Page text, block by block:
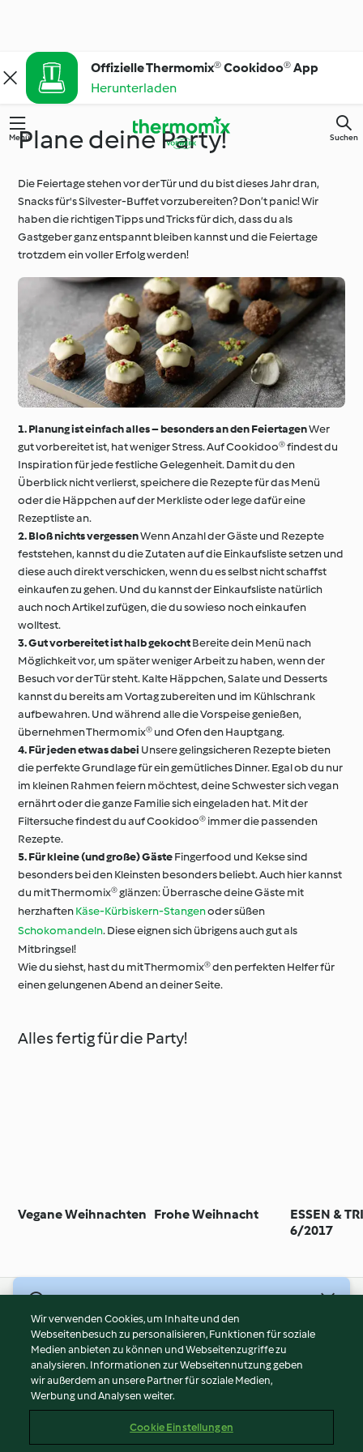
Offizielle Thermomix® Cookidoo® App
Herunterladen
Menü Suchen
Plane deine Party!
Die Feiertage stehen vor der Tür und du bist dieses Jahr dran,
Snacks für's Silvester-Buffet vorzubereiten? Don’t panic! Wir
haben die richtigen Tipps und Tricks für dich, dass du als
Gastgeber ganz entspannt bleiben kannst und die Feiertage
trotzdem ein voller Erfolg werden!
1. Planung ist einfach alles – besonders an den FeiertagenWer
gut vorbereitet ist, hat weniger Stress. Auf Cookidoo® findest du
Inspiration für jede festliche Gelegenheit. Damit du den
Überblick nicht verlierst, speichere die Rezepte für das Menü
oder die Häppchen auf der Merkliste oder lege dafür eine
Rezeptliste an.
2. Bloß nichts vergessenWenn Anzahl der Gäste und Rezepte
feststehen, kannst du die Zutaten auf die Einkaufsliste setzen und
diese auch direkt verschicken, wenn du es selbst nicht schaffst
einkaufen zu gehen. Und du kannst der Einkaufsliste natürlich
auch noch Artikel zufügen, die du sowieso noch einkaufen
wolltest.
3. Gut vorbereitet ist halb gekochtBereite dein Menü nach
Möglichkeit vor, um später weniger Arbeit zu haben, wenn der
Besuch vor der Tür steht. Kalte Häppchen, Salate und Desserts
kannst du bereits am Vortag zubereiten und im Kühlschrank
aufbewahren. Und während alle die Vorspeise genießen,
übernehmen Thermomix® und Ofen den Hauptgang.
4. Für jeden etwas dabei Unsere gelingsicheren Rezepte bieten
die perfekte Grundlage für ein gemütliches Dinner. Egal ob du nur
im kleinen Rahmen feiern möchtest, deine Schwester sich vegan
ernährt oder die ganze Familie sich eingeladen hat. Mit der
Filtersuche findest du auf Cookidoo® immer die passenden
Rezepte.
5. Für kleine (und große) GästeFingerfood und Kekse sind
besonders bei den Kleinsten besonders beliebt. Auch hier kannst
du mit Thermomix® glänzen: Überrasche deine Gäste mit
herzhaftenKäse-Kürbiskern-Stangenoder süßen
Schokomandeln. Diese eignen sich übrigens auch gut als
Mitbringsel!
Wie du siehst, hast du mit Thermomix® den perfekten Helfer für
einen gelungenen Abend an deiner Seite.
Alles fertig für die Party!
Vegane Weihnachten Frohe Weihnacht
ESSEN &
6/2017
Nutzungsbedingungen
Datenschutzrichtlinien
Disclaimer
Impressum
Inhalt melden
Wir verwenden Cookies, um Inhalte und den
Webseitenbesuch zu personalisieren, Funktionen für soziale
Medien anbieten zu können und Webseitenzugriffe zu
analysieren. Informationen zur Webseitennutzung geben
wir außerdem an unsere Partner für soziale Medien,
Werbung und Analysen weiter.
Cookie Einstellungen